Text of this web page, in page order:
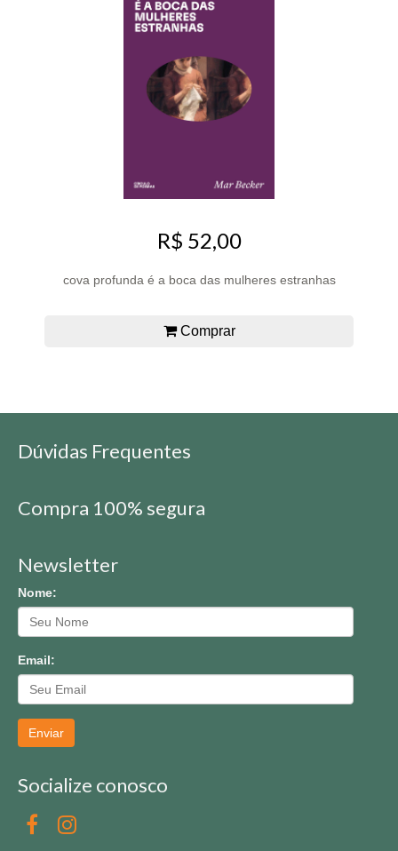
R$ 52,00
cova profunda é a boca das mulheres estranhas
Comprar
Dúvidas Frequentes
Compra 100% segura
Newsletter
Nome:
Email:
Enviar
Socialize conosco